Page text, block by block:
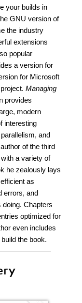
your builds in
GNU version of
the industry
extensions
popular
a version for
for Microsoft
Managing
provides
modern
interesting
and
of the third
a variety of
he zealously lays
as
errors, and
doing. Chapters
optimized for
even includes
the book.